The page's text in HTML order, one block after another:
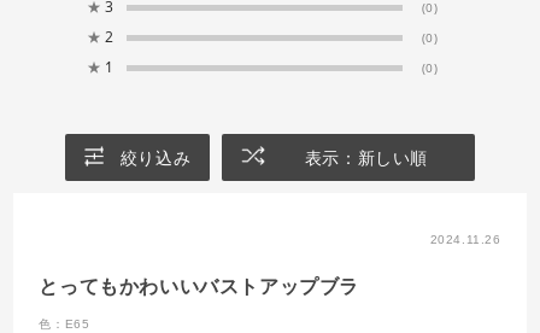
★ 3 (0)
★ 2 (0)
★ 1 (0)
絞り込み 表示：新しい順
2024.11.26
とってもかわいいバストアップブラ
色：E65